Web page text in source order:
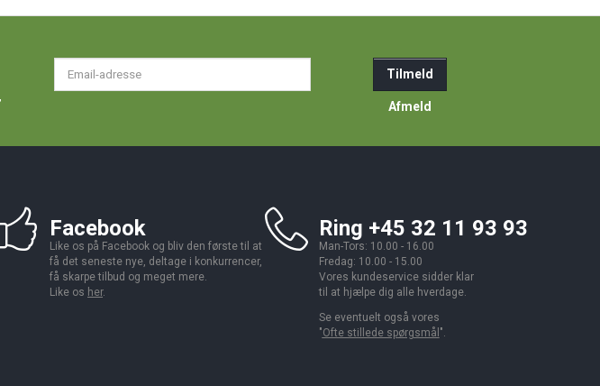
Tilmeld
Afmeld
Facebook
Like os på Facebook og bliv den første til at
få det seneste nye, deltage i konkurrencer,
få skarpe tilbud og meget mere.
Like os her.
Ring +45 32 11 93 93
Man-Tors: 10.00 - 16.00
Fredag: 10.00 - 15.00
Vores kundeservice sidder klar
til at hjælpe dig alle hverdage.
Se eventuelt også vores
"Ofte stillede spørgsmål ".